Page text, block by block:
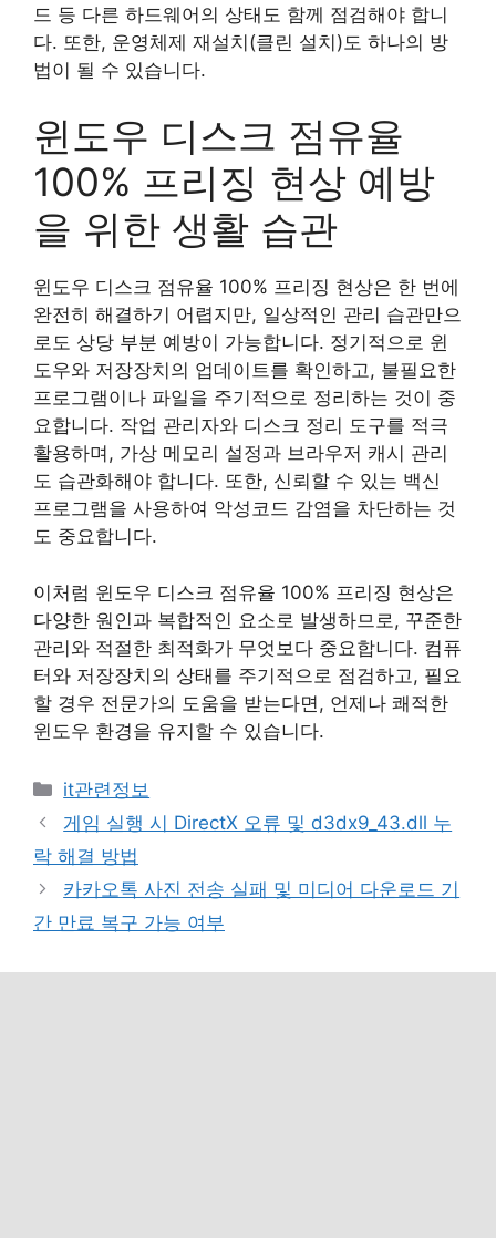
드 등 다른 하드웨어의 상태도 함께 점검해야 합니
다. 또한, 운영체제 재설치(클린 설치)도 하나의 방
법이 될 수 있습니다.
윈도우 디스크 점유율
100% 프리징 현상 예방
을 위한 생활 습관
윈도우 디스크 점유율 100% 프리징 현상은 한 번에
완전히 해결하기 어렵지만, 일상적인 관리 습관만으
로도 상당 부분 예방이 가능합니다. 정기적으로 윈
도우와 저장장치의 업데이트를 확인하고, 불필요한
프로그램이나 파일을 주기적으로 정리하는 것이 중
요합니다. 작업 관리자와 디스크 정리 도구를 적극
활용하며, 가상 메모리 설정과 브라우저 캐시 관리
도 습관화해야 합니다. 또한, 신뢰할 수 있는 백신
프로그램을 사용하여 악성코드 감염을 차단하는 것
도 중요합니다.
이처럼 윈도우 디스크 점유율 100% 프리징 현상은
다양한 원인과 복합적인 요소로 발생하므로, 꾸준한
관리와 적절한 최적화가 무엇보다 중요합니다. 컴퓨
터와 저장장치의 상태를 주기적으로 점검하고, 필요
할 경우 전문가의 도움을 받는다면, 언제나 쾌적한
윈도우 환경을 유지할 수 있습니다.
카
테
리
it관련정보
게임 실행 시 DirectX 오류 및 d3dx9_43.dll 누
락 해결 방법
카카오톡 사진 전송 실패 및 미디어 다운로드 기
간 만료 복구 가능 여부